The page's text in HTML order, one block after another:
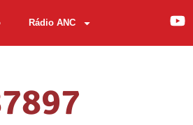
Rádio ANC